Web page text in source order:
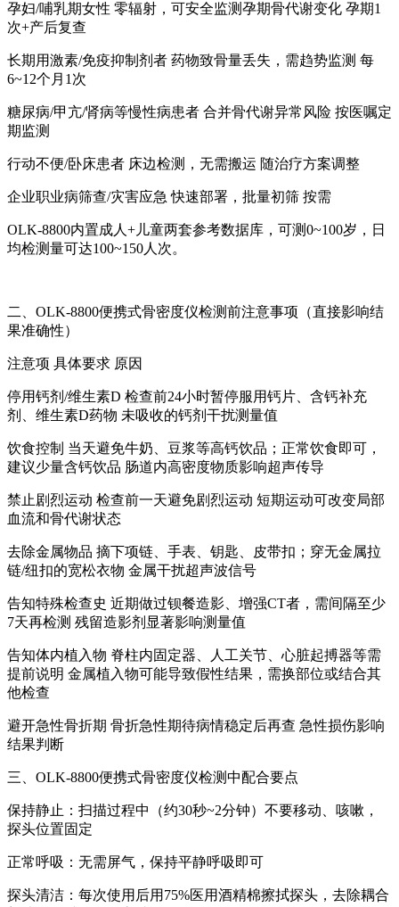
孕妇/哺乳期女性 零辐射，可安全监测孕期骨代谢变化 孕期1
次+产后复查
长期用激素/免疫抑制剂者 药物致骨量丢失，需趋势监测 每
6~12个月1次
糖尿病/甲亢/肾病等慢性病患者 合并骨代谢异常风险 按医嘱定
期监测
行动不便/卧床患者 床边检测，无需搬运 随治疗方案调整
企业职业病筛查/灾害应急 快速部署，批量初筛 按需
OLK-8800内置成人+儿童两套参考数据库，可测0~100岁，日
均检测量可达100~150人次。
二、OLK-8800便携式骨密度仪检测前注意事项（直接影响结
果准确性）
注意项 具体要求 原因
停用钙剂/维生素D 检查前24小时暂停服用钙片、含钙补充
剂、维生素D药物 未吸收的钙剂干扰测量值
饮食控制 当天避免牛奶、豆浆等高钙饮品；正常饮食即可，
建议少量含钙饮品 肠道内高密度物质影响超声传导
禁止剧烈运动 检查前一天避免剧烈运动 短期运动可改变局部
血流和骨代谢状态
去除金属物品 摘下项链、手表、钥匙、皮带扣；穿无金属拉
链/纽扣的宽松衣物 金属干扰超声波信号
告知特殊检查史 近期做过钡餐造影、增强CT者，需间隔至少
7天再检测 残留造影剂显著影响测量值
告知体内植入物 脊柱内固定器、人工关节、心脏起搏器等需
提前说明 金属植入物可能导致假性结果，需换部位或结合其
他检查
避开急性骨折期 骨折急性期待病情稳定后再查 急性损伤影响
结果判断
三、OLK-8800便携式骨密度仪检测中配合要点
保持静止：扫描过程中（约30秒~2分钟）不要移动、咳嗽，
探头位置固定
正常呼吸：无需屏气，保持平静呼吸即可
探头清洁：每次使用后用75%医用酒精棉擦拭探头，去除耦合